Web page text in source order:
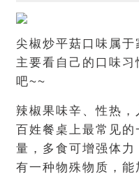
尖椒炒平菇口味属
主要看自己的口味
吧~~
辣椒果味辛、性热
百姓餐桌上最常见
量，多食可增强体
有一种物殊物质，